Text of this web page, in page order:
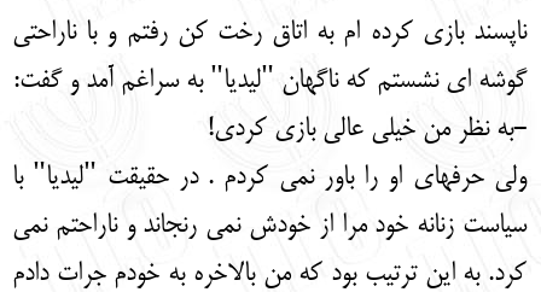
ناپسند بازی کرده ام به اتاق رخت کن رفتم و با ناراحتی
گوشه ای نشستم که ناگهان "لیدیا" به سراغم آمد و گفت:
-به نظر من خیلی عالی بازی کردی!
ولی حرفهای او را باور نمی کردم . در حقیقت "لیدیا" با
سیاست زنانه خود مرا از خودش نمی رنجاند و ناراحتم نمی
کرد. به این ترتیب بود که من بالاخره به خودم جرات دادم